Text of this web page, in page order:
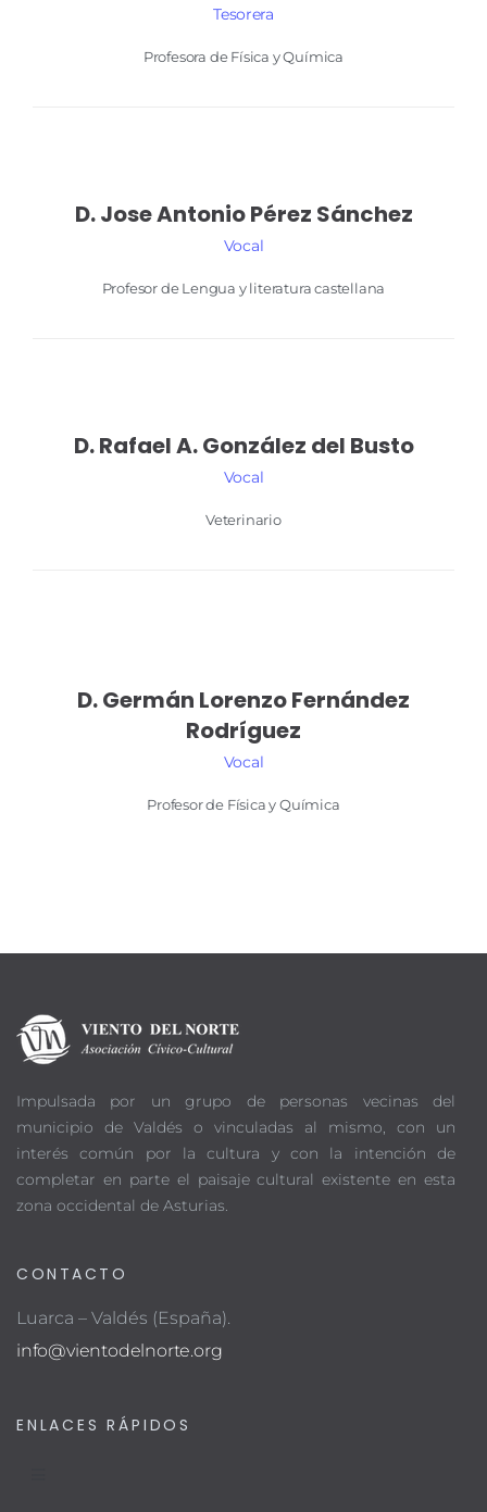
Tesorera
Profesora de Física y Química
D. Jose AntonioPérez Sánchez
Vocal
Profesor de Lengua y literatura castellana
D. Rafael A.González del Busto
Vocal
Veterinario
D. Germán LorenzoFernández
Rodríguez
Vocal
Profesor de Física y Química
Impulsada por un grupo de personas vecinas del
municipio de Valdés o vinculadas al mismo, con un
interés común por la cultura y con la intención de
completar en parte el paisaje cultural existente en esta
zona occidental de Asturias.
CONTACTO
Luarca – Valdés (España).
info@vientodelnorte.org
ENLACES RÁPIDOS